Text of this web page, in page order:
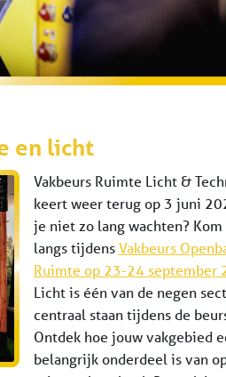
en licht
Vakbeurs Ruimte Licht &
keert weer terug op 3 juni
je niet zo lang wachten? Kom
langs tijdensVakbeurs
Ruimte op 23-24 september
Licht is één van de negen
centraal staan tijdens de
Ontdek hoe jouw vakgebied
belangrijk onderdeel is van